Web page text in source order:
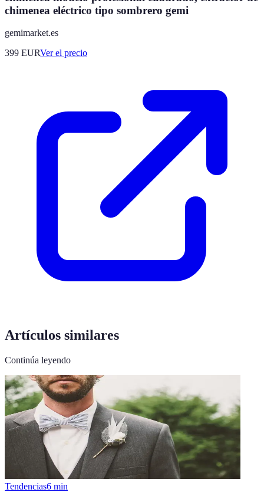
chimenea eléctrico tipo sombrero gemi
gemimarket.es
399 EURVer el precio
Artículos similares
Continúa leyendo
Tendencias6 min